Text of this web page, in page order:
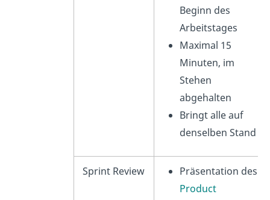
Beginn des
Arbeitstages
Maximal 15
Minuten, im
Stehen
abgehalten
Bringt alle auf
denselben Stand
Sprint Review
Präsentation des
Product